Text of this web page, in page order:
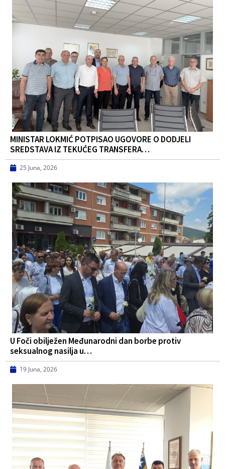
MINISTAR LOKMIĆ POTPISAO UGOVORE O DODJELI
SREDSTAVA IZ TEKUĆEG TRANSFERA…
25 Juna, 2026
U Foči obilježen Međunarodni dan borbe protiv
seksualnog nasilja u…
19 Juna, 2026